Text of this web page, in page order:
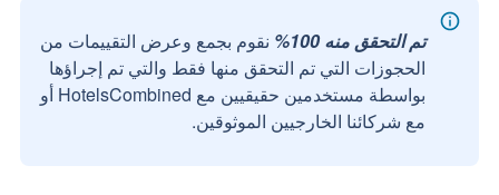
تم التحقق منه 100%
نقوم بجمع وعرض التقييمات من
الحجوزات التي تم التحقق منها فقط والتي تم إجراؤها
بواسطة مستخدمين حقيقيين مع HotelsCombined أو
مع شركائنا الخارجيين الموثوقين.